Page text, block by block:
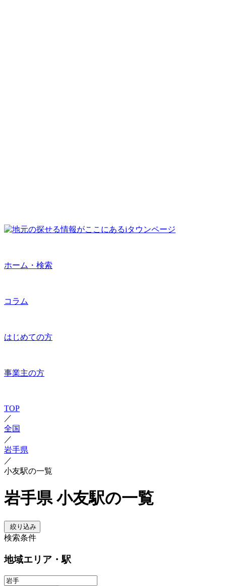
ホーム・検索
コラム
はじめての方
事業主の方
TOP
／
全国
／
岩手県
／
小友駅の一覧
岩手県 小友駅の一覧
絞り込み
検索条件
地域エリア・駅